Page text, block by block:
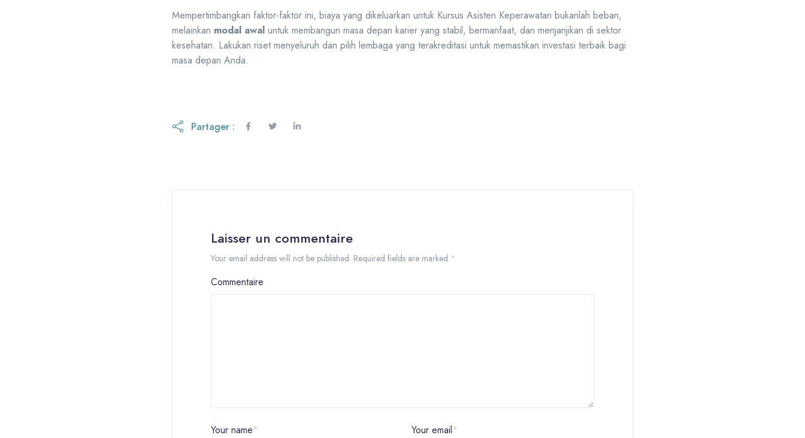
Mempertimbangkan faktor-faktor ini, biaya yang dikeluarkan untuk Kursus Asisten Keperawatan bukanlah beban,
melainkan modal awal untuk membangun masa depan karier yang stabil, bermanfaat, dan menjanjikan di sektor
kesehatan. Lakukan riset menyeluruh dan pilih lembaga yang terakreditasi untuk memastikan investasi terbaik bagi
masa depan Anda.
Partager :
Laisser un commentaire
Your email address will not be published. Required fields are marked *
Commentaire
Your name* Your email*